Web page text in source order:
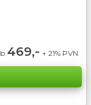
469,- + 21% PVN